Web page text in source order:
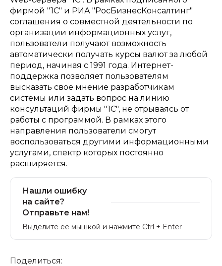
Нашли ошибку
на сайте?
Отправьте нам!
Выделите ее мышкой и нажмите Ctrl + Enter
Поделиться: